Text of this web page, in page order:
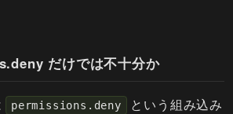
だけでは不十分か
permissions.deny
という組み込み